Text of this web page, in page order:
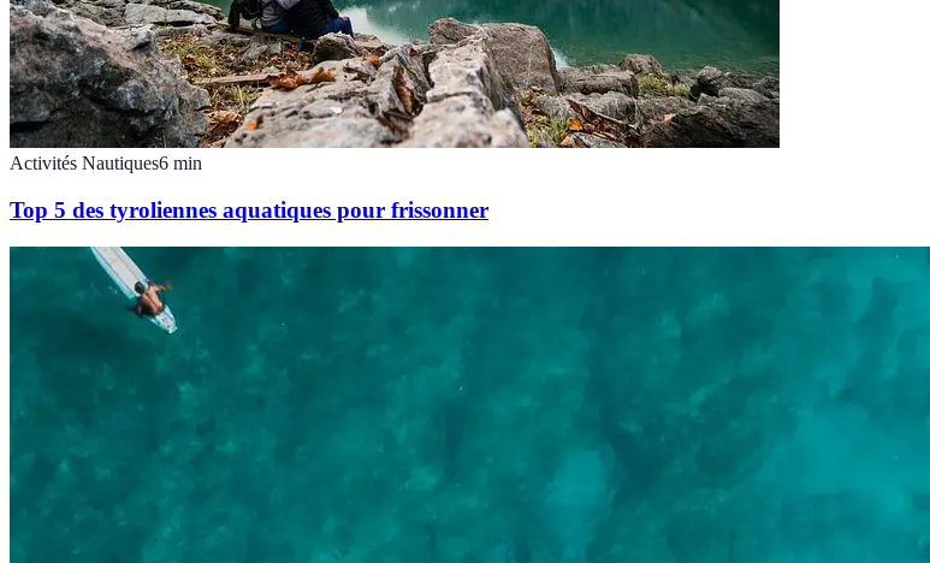
Activités Nautiques6 min
Top 5 des tyroliennes aquatiques pour frissonner